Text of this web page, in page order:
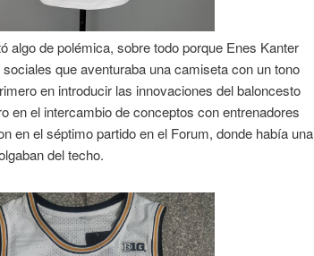
algo de polémica, sobre todo porque Enes Kanter
que aventuraba una camiseta con un tono
en introducir las innovaciones del baloncesto
en el intercambio de conceptos con entrenadores
en el séptimo partido en el Forum, donde había una
del techo.